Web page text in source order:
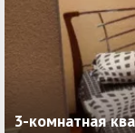
3-комнатная